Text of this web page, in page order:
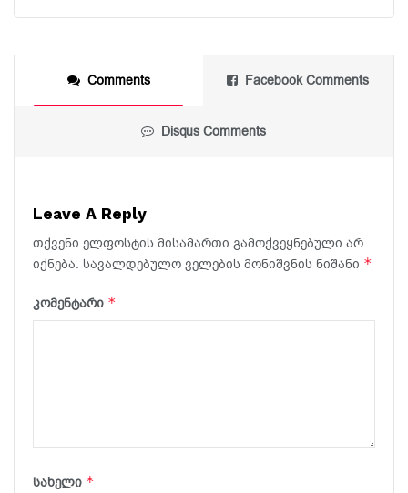
Comments Facebook Comments
Disqus Comments
Leave A Reply
თქვენი ელფოსტის მისამართი გამოქვეყნებული არ
იქნება. სავალდებულო ველების მონიშვნის ნიშანი *
კომენტარი *
სახელი *